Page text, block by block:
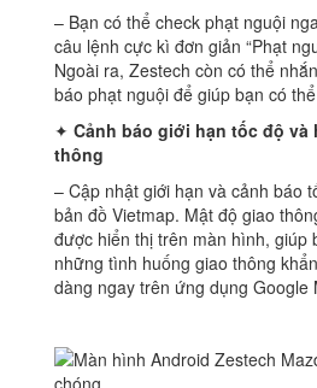
– Bạn có thể check phạt nguội
câu lệnh cực kì đơn giản “Phạt
Ngoài ra, Zestech còn có thể
báo phạt nguội để giúp bạn có
✦ Cảnh báo giới hạn tốc độ và
thông
– Cập nhật giới hạn và cảnh báo
bản đồ Vietmap. Mật độ giao
được hiển thị trên màn hình, giúp
những tình huống giao thông
dàng ngay trên ứng dụng Google